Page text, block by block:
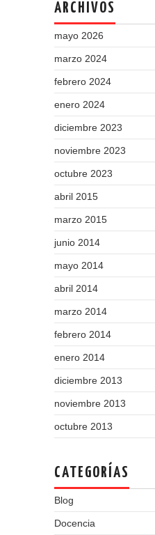
ARCHIVOS
mayo 2026
marzo 2024
febrero 2024
enero 2024
diciembre 2023
noviembre 2023
octubre 2023
abril 2015
marzo 2015
junio 2014
mayo 2014
abril 2014
marzo 2014
febrero 2014
enero 2014
diciembre 2013
noviembre 2013
octubre 2013
CATEGORÍAS
Blog
Docencia